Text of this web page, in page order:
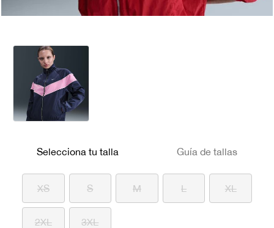
Selecciona tu talla Guía de tallas
XS S M L XL
2XL 3XL